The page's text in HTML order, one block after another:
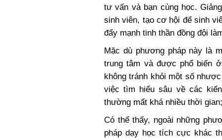
tư vấn và bạn cùng học.
sinh viên, tạo cơ hội để sinh
đẩy mạnh tinh thần đồng đội
Mặc dù phương pháp này là
trung tâm và được phổ biến
không tránh khỏi một số
việc tìm hiểu sâu về các
thường mất khá nhiều thời
Có thể thấy, ngoài những
pháp dạy học tích cực khác